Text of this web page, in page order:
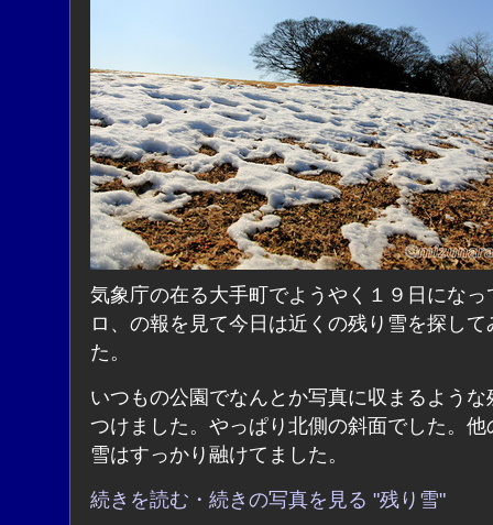
気象庁の在る大手町でようやく１９日になっ
ロ、の報を見て今日は近くの残り雪を探して
た。
いつもの公園でなんとか写真に収まるような
つけました。やっぱり北側の斜面でした。他
雪はすっかり融けてました。
続きを読む・続きの写真を見る "残り雪"